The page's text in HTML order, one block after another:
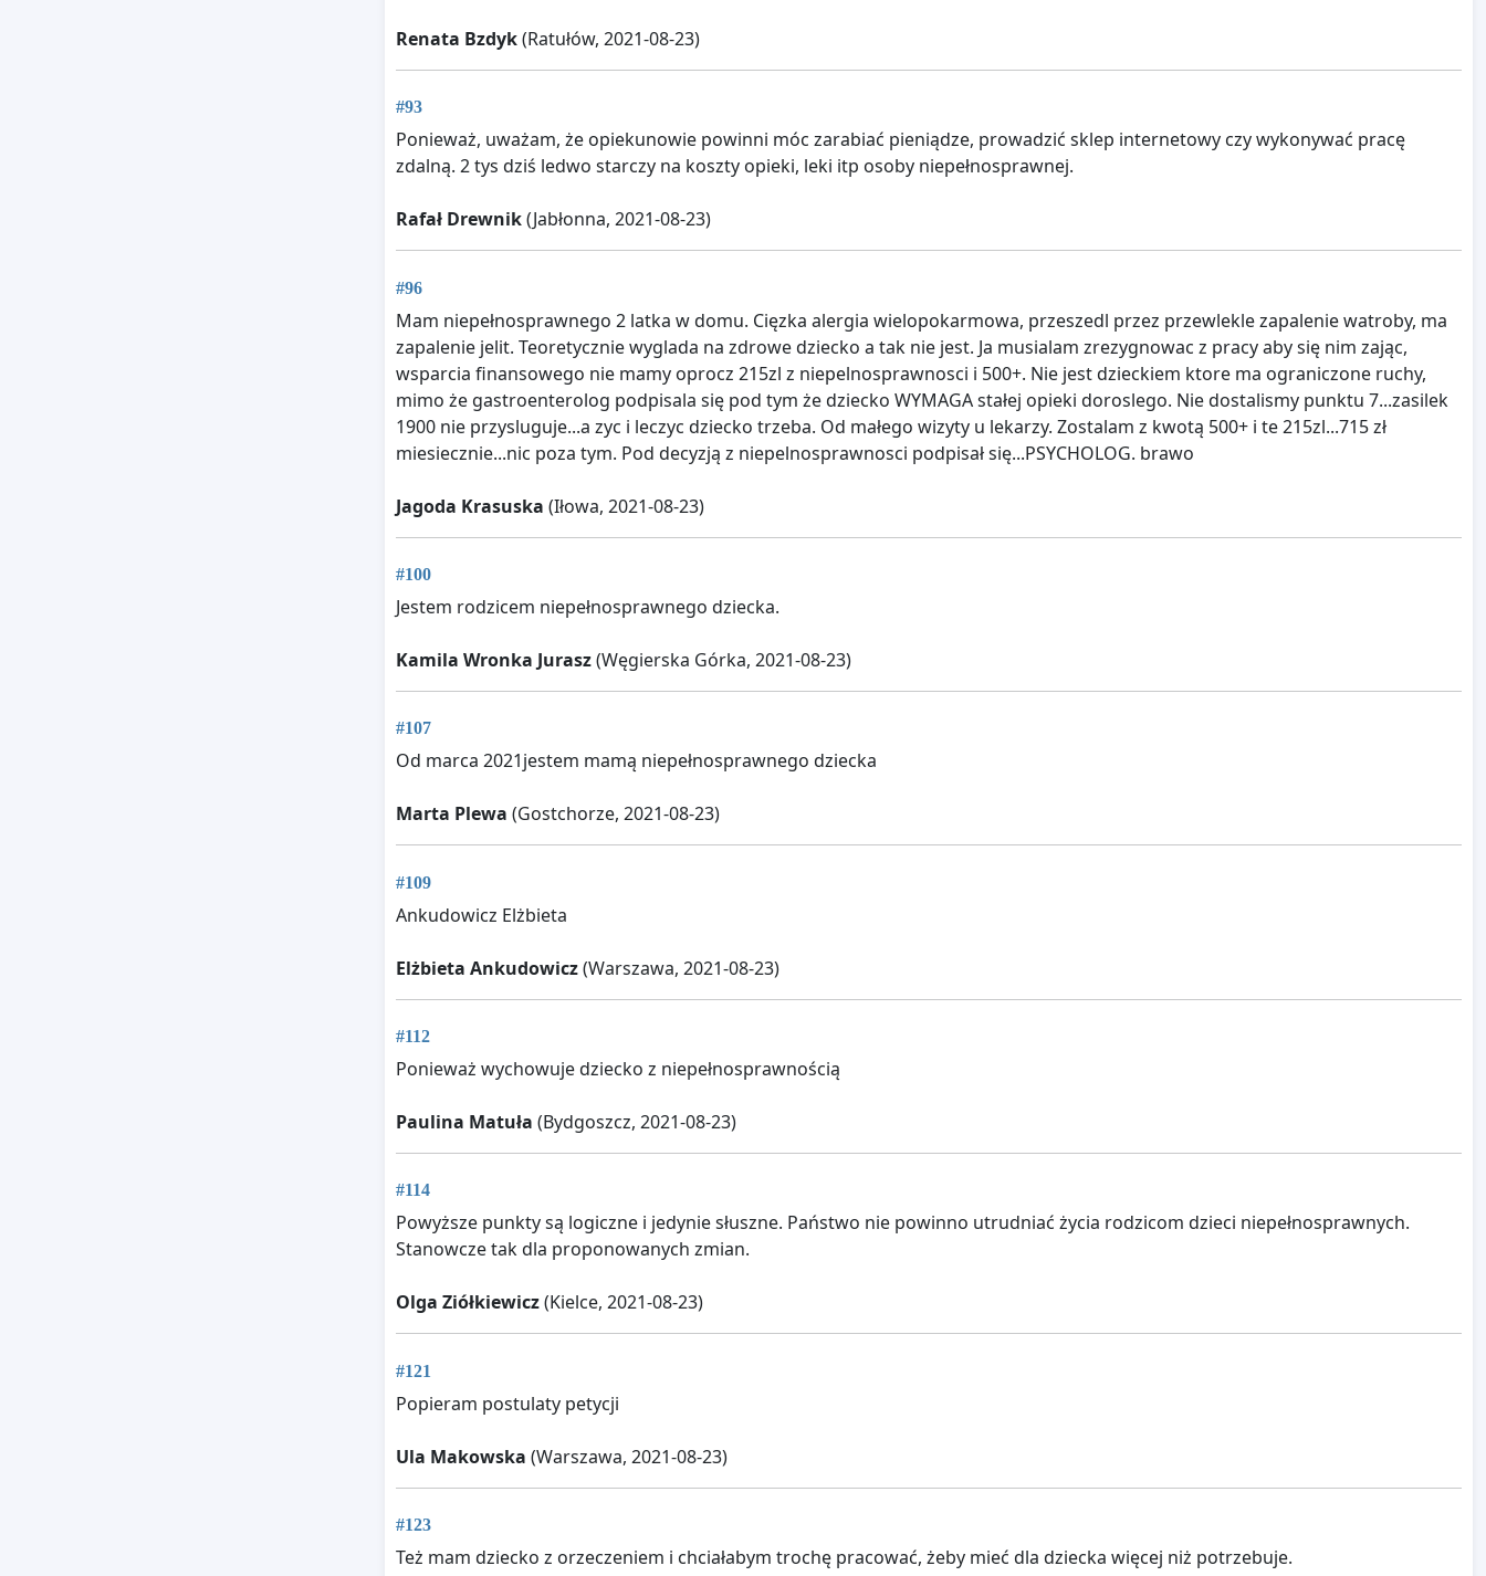
Renata Bzdyk(Ratułów, 2021-08-23)
#93
Ponieważ, uważam, że opiekunowie powinni móc zarabiać pieniądze, prowadzić sklep internetowy czy wykonywać pracę
zdalną. 2 tys dziś ledwo starczy na koszty opieki, leki itp osoby niepełnosprawnej.
Rafał Drewnik(Jabłonna, 2021-08-23)
#96
Mam niepełnosprawnego 2 latka w domu. Cięzka alergia wielopokarmowa, przeszedl przez przewlekle zapalenie watroby, ma
zapalenie jelit. Teoretycznie wyglada na zdrowe dziecko a tak nie jest. Ja musialam zrezygnowac z pracy aby się nim zając,
wsparcia finansowego nie mamy oprocz 215zl z niepelnosprawnosci i 500+. Nie jest dzieckiem ktore ma ograniczone ruchy,
mimo że gastroenterolog podpisala się pod tym że dziecko WYMAGA stałej opieki doroslego. Nie dostalismy punktu 7...zasilek
1900 nie przysluguje...a zyc i leczyc dziecko trzeba. Od małego wizyty u lekarzy. Zostalam z kwotą 500+ i te 215zl...715 zł
miesiecznie...nic poza tym. Pod decyzją z niepelnosprawnosci podpisał się...PSYCHOLOG. brawo
Jagoda Krasuska (Iłowa, 2021-08-23)
#100
Jestem rodzicem niepełnosprawnego dziecka.
Kamila Wronka Jurasz(Węgierska Górka, 2021-08-23)
#107
Od marca 2021jestem mamą niepełnosprawnego dziecka
Marta Plewa (Gostchorze, 2021-08-23)
#109
Ankudowicz Elżbieta
Elżbieta Ankudowicz(Warszawa, 2021-08-23)
#112
Ponieważ wychowuje dziecko z niepełnosprawnością
Paulina Matuła (Bydgoszcz, 2021-08-23)
#114
Powyższe punkty są logiczne i jedynie słuszne. Państwo nie powinno utrudniać życia rodzicom dzieci niepełnosprawnych.
Stanowcze tak dla proponowanych zmian.
Olga Ziółkiewicz(Kielce, 2021-08-23)
#121
Popieram postulaty petycji
Ula Makowska (Warszawa, 2021-08-23)
#123
Też mam dziecko z orzeczeniem i chciałabym trochę pracować, żeby mieć dla dziecka więcej niż potrzebuje.